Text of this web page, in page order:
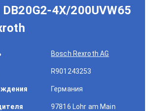
4X/200UVW65
Bosch Rexroth AG
R901243253
Германия
97816 Lohr am Main